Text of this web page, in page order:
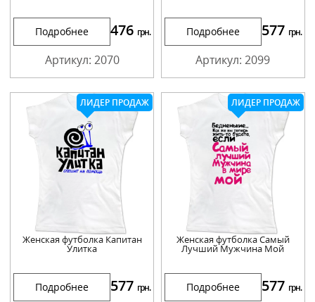
Подробнее 476 грн.
Артикул: 2070
Подробнее 577 грн.
Артикул: 2099
ЛИДЕР ПРОДАЖ
Женская футболка Капитан
Улитка
Подробнее 577 грн.
ЛИДЕР ПРОДАЖ
Женская футболка Самый
Лучший Мужчина Мой
Подробнее 577 грн.